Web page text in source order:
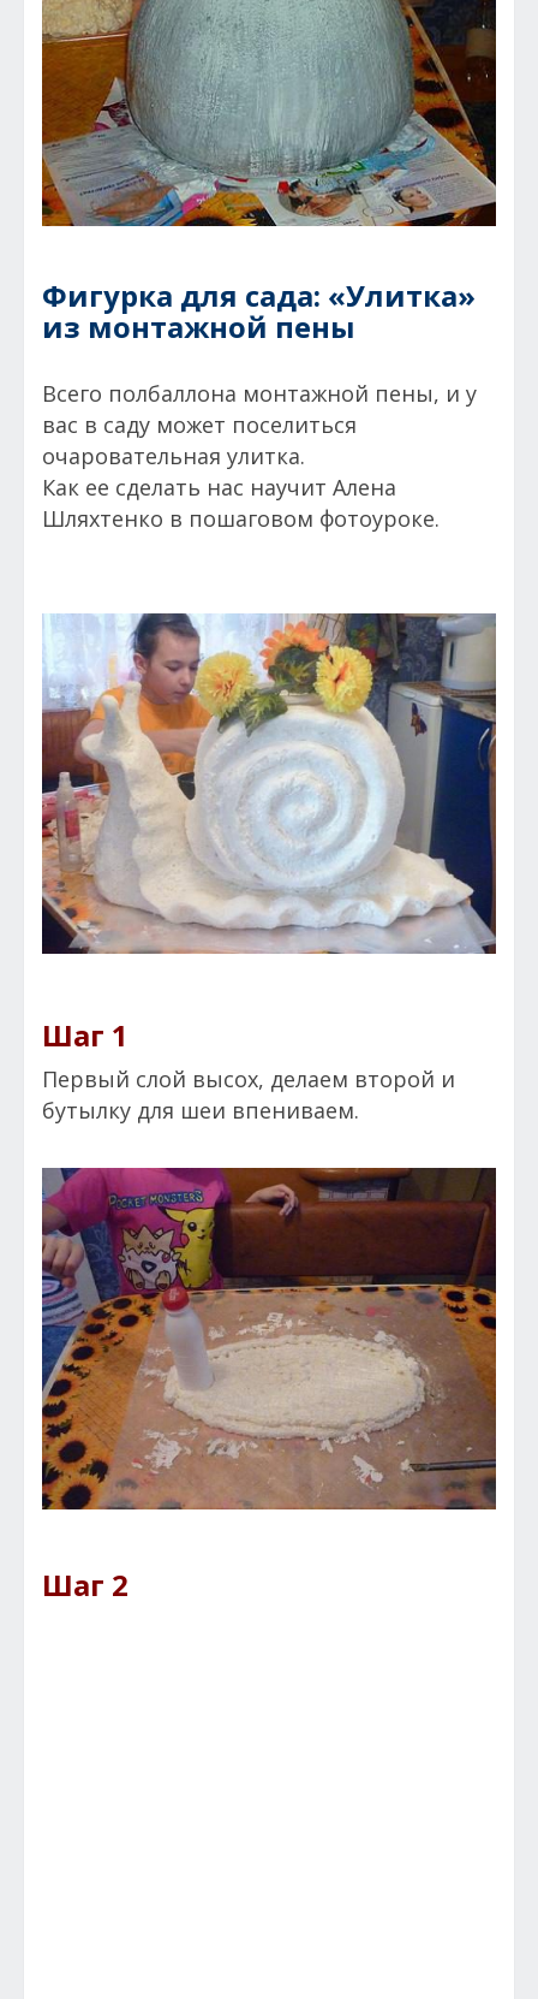
Фигурка для сада: «Улитка»
из монтажной пены
Всего полбаллона монтажной пены, и у
вас в саду может поселиться
очаровательная улитка.
Как ее сделать нас научит Алена
Шляхтенко в пошаговом фотоуроке.
Шаг 1
Первый слой высох, делаем второй и
бутылку для шеи впениваем.
Шаг 2